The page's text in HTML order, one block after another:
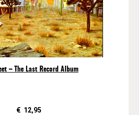
– The Last Record Album
€ 12,95